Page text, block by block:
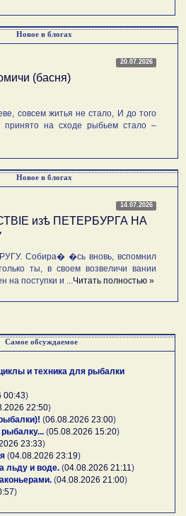
Новое в блогах
20.07.2026
(басня)
совсем житья не стало, И до того
принято на сходе рыбьем стало –
Новое в блогах
14.07.2026
изѣ ПЕТЕРБУРГА НА
Собира� �сь вновь, вспомнил
ты, в своем возвеличи вании
поступки и ... Читать полностью »
Самое обсуждаемое
и техника для рыбалки
00:43)
22:50)
(06.08.2026 23:00)
(05.08.2026 15:20)
23:33)
(04.08.2026 23:19)
льду и воде. (04.08.2026 21:11 )
(04.08.2026 21:00)
)